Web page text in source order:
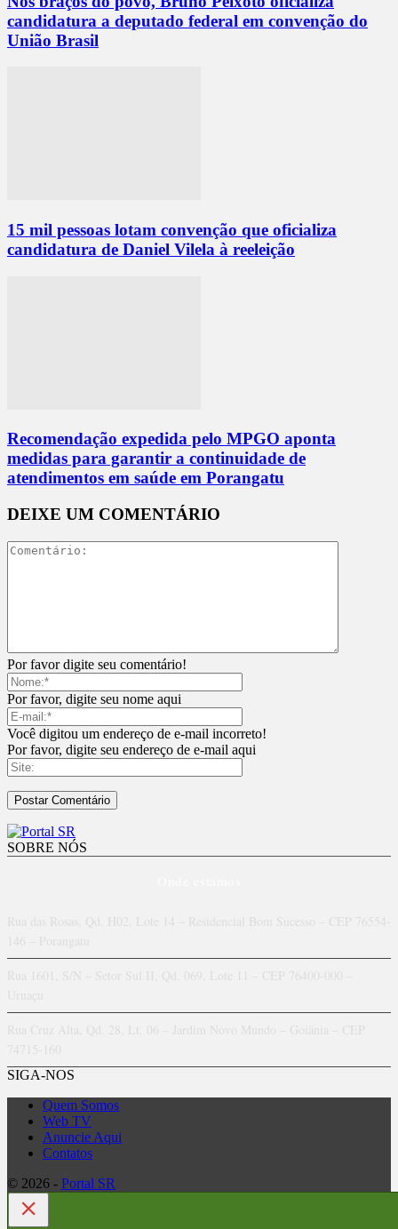
candidatura a deputado federal em convenção do
União Brasil
15 mil pessoas lotam convenção que oficializa
candidatura de Daniel Vilela à reeleição
Recomendação expedida pelo MPGO aponta
medidas para garantir a continuidade de
atendimentos em saúde em Porangatu
DEIXE UM COMENTÁRIO
Por favor digite seu comentário!
Por favor, digite seu nome aqui
Você digitou um endereço de e-mail incorreto!
Por favor, digite seu endereço de e-mail aqui
SOBRE NÓS
SIGA-NOS
Quem Somos
Web TV
Anuncie Aqui
Contatos
© 2026 - Portal SR